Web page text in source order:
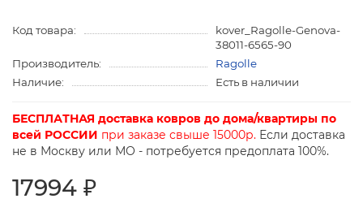
Код товара:
kover_Ragolle-Genova-
38011-6565-90
Производитель:
Ragolle
Наличие:
Есть в наличии
БЕСПЛАТНАЯ доставка ковров до дома/квартиры по
всей РОССИИ при заказе свыше 15000р. Если доставка
не в Москву или МО - потребуется предоплата 100%.
17994 ₽